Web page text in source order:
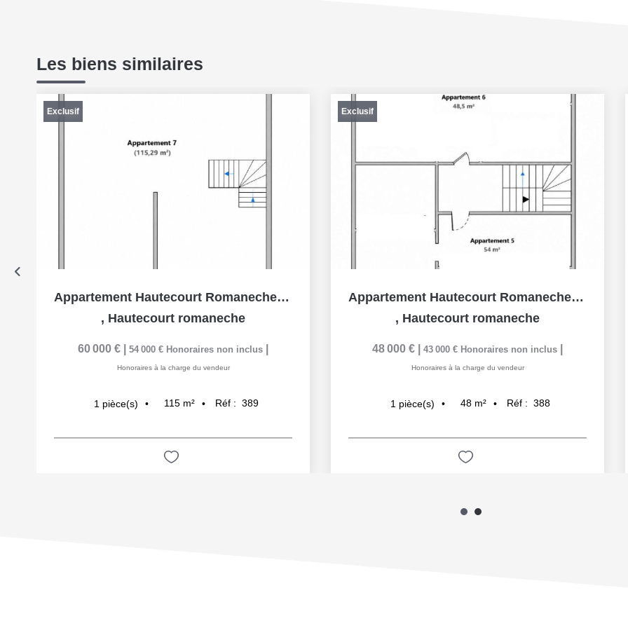
Les biens similaires
Exclusif
Appartement Hautecourt Romaneche 1 pièce(s) 115m2
, Hautecourt romaneche
60 000 € 54 000 € Honoraires non inclus
Honoraires à la charge du vendeur
1 pièce(s) 115 m² Réf : 389
Exclusif
Appartement Hautecourt Romaneche 1 pièce(s) 48 m2
, Hautecourt romaneche
48 000 € 43 000 € Honoraires non inclus
Honoraires à la charge du vendeur
1 pièce(s) 48 m² Réf : 388